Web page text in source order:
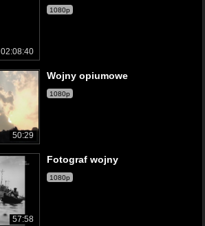
02:08:40
1080p
50:29
Wojny opiumowe
1080p
57:58
Fotograf wojny
1080p